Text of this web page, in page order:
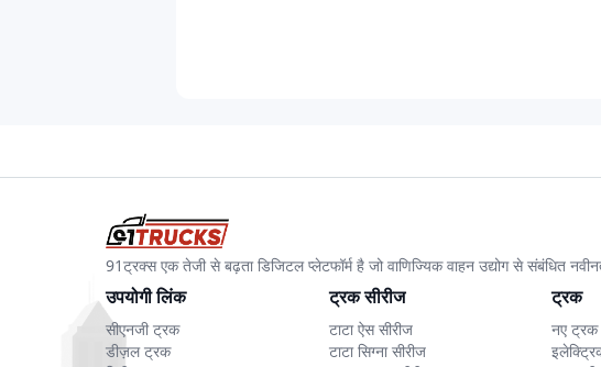
91ट्रक्स एक तेजी से बढ़ता डिजिटल प्लेटफॉर्म है जो वाणिज्यिक वाहन उद्योग से संबंधित
उपयोगी लिंक
सीएनजी ट्रक
डीज़ल ट्रक
ट्रक सीरीज
टाटा ऐस सीरीज
टाटा सिग्ना सीरीज
ट्रक
नए ट्रक